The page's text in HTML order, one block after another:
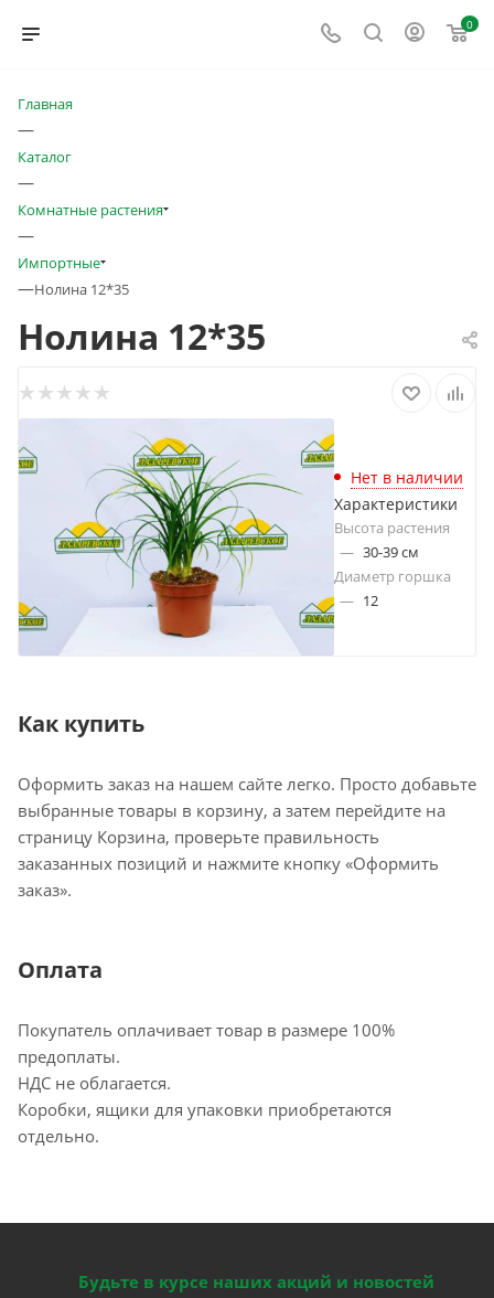
0
Главная
—
Каталог
—
Комнатные растения
—
Импортные
—Нолина 12*35
Нолина 12*35
Нет в наличии
Характеристики
Высота растения
— 30-39 см
Диаметр горшка
— 12
Как купить
Оформить заказ на нашем сайте легко. Просто добавьте
выбранные товары в корзину, а затем перейдите на
страницу Корзина, проверьте правильность
заказанных позиций и нажмите кнопку «Оформить
заказ».
Оплата
Покупатель оплачивает товар в размере 100%
предоплаты.
НДС не облагается.
Коробки, ящики для упаковки приобретаются
отдельно.
Будьте в курсе наших акций и новостей